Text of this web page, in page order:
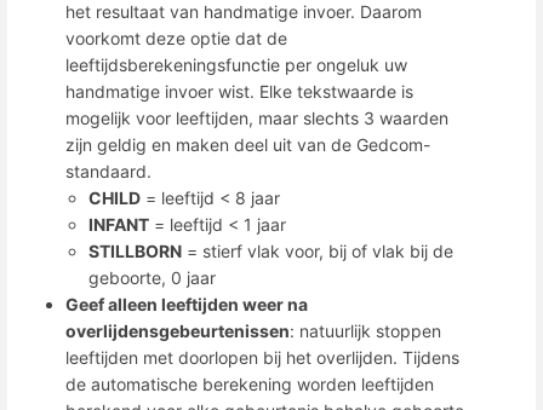
het resultaat van handmatige invoer. Daarom
voorkomt deze optie dat de
leeftijdsberekeningsfunctie per ongeluk uw
handmatige invoer wist. Elke tekstwaarde is
mogelijk voor leeftijden, maar slechts 3 waarden
zijn geldig en maken deel uit van de Gedcom-
standaard.
CHILD = leeftijd < 8 jaar
INFANT = leeftijd < 1 jaar
STILLBORN = stierf vlak voor, bij of vlak bij de
geboorte, 0 jaar
Geef alleen leeftijden weer na
overlijdensgebeurtenissen: natuurlijk stoppen
leeftijden met doorlopen bij het overlijden. Tijdens
de automatische berekening worden leeftijden